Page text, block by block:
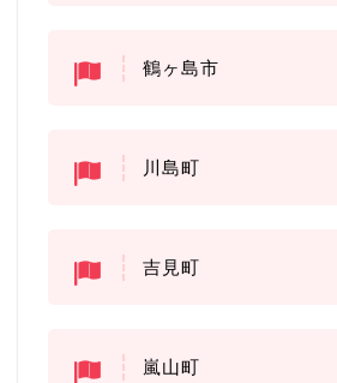
鶴ヶ島市
川島町
吉見町
嵐山町